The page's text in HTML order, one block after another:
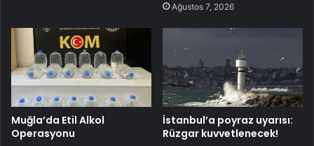
Ağustos 7, 2026
Muğla’da Etil Alkol
Operasyonu
İstanbul’a poyraz uyarısı:
Rüzgar kuvvetlenecek!